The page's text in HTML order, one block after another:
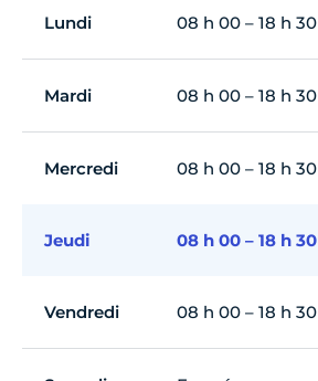
Lundi 08 h 00 – 18 h 30
Mardi 08 h 00 – 18 h 30
Mercredi 08 h 00 – 18 h 30
Jeudi 08 h 00 – 18 h 30
Vendredi 08 h 00 – 18 h 30